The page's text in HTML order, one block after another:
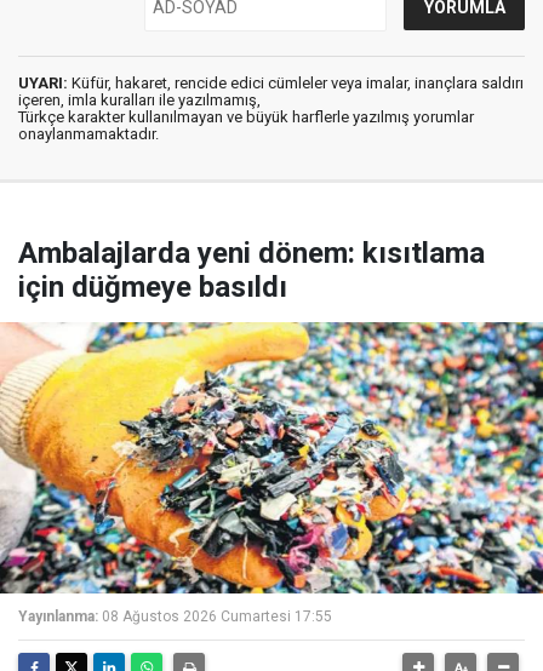
UYARI: Küfür, hakaret, rencide edici cümleler veya imalar, inançlara saldırı
içeren, imla kuralları ile yazılmamış,
Türkçe karakter kullanılmayan ve büyük harflerle yazılmış yorumlar
onaylanmamaktadır.
Ambalajlarda yeni dönem: kısıtlama
için düğmeye basıldı
Yayınlanma: 08 Ağustos 2026 Cumartesi 17:55